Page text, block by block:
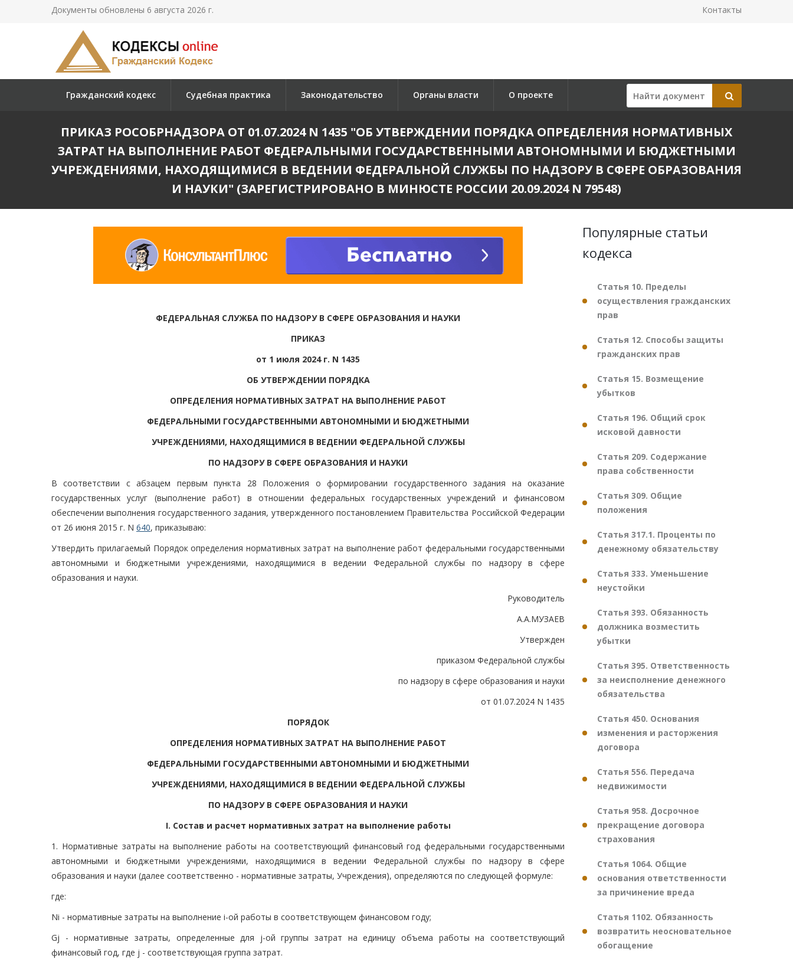
Документы обновлены 6 августа 2026 г. Контакты
Гражданский кодекс Судебная практика Законодательство Органы власти О проекте
ПРИКАЗ РОСОБРНАДЗОРА ОТ 01.07.2024 N 1435 "ОБ УТВЕРЖДЕНИИ ПОРЯДКА ОПРЕДЕЛЕНИЯ НОРМАТИВНЫХ
ЗАТРАТ НА ВЫПОЛНЕНИЕ РАБОТ ФЕДЕРАЛЬНЫМИ ГОСУДАРСТВЕННЫМИ АВТОНОМНЫМИ И БЮДЖЕТНЫМИ
УЧРЕЖДЕНИЯМИ, НАХОДЯЩИМИСЯ В ВЕДЕНИИ ФЕДЕРАЛЬНОЙ СЛУЖБЫ ПО НАДЗОРУ В СФЕРЕ ОБРАЗОВАНИЯ
И НАУКИ" (ЗАРЕГИСТРИРОВАНО В МИНЮСТЕ РОССИИ 20.09.2024 N 79548)
ФЕДЕРАЛЬНАЯ СЛУЖБА ПО НАДЗОРУ В СФЕРЕ ОБРАЗОВАНИЯ И НАУКИ
ПРИКАЗ
от 1 июля 2024 г. N 1435
ОБ УТВЕРЖДЕНИИ ПОРЯДКА
ОПРЕДЕЛЕНИЯ НОРМАТИВНЫХ ЗАТРАТ НА ВЫПОЛНЕНИЕ РАБОТ
ФЕДЕРАЛЬНЫМИ ГОСУДАРСТВЕННЫМИ АВТОНОМНЫМИ И БЮДЖЕТНЫМИ
УЧРЕЖДЕНИЯМИ, НАХОДЯЩИМИСЯ В ВЕДЕНИИ ФЕДЕРАЛЬНОЙ СЛУЖБЫ
ПО НАДЗОРУ В СФЕРЕ ОБРАЗОВАНИЯ И НАУКИ
В соответствии с абзацем первым пункта 28 Положения о формировании государственного задания на оказание
государственных услуг (выполнение работ) в отношении федеральных государственных учреждений и финансовом
обеспечении выполнения государственного задания, утвержденного постановлением Правительства Российской Федерации
от 26 июня 2015 г. N 640, приказываю:
Утвердить прилагаемый Порядок определения нормативных затрат на выполнение работ федеральными государственными
автономными и бюджетными учреждениями, находящимися в ведении Федеральной службы по надзору в сфере
образования и науки.
Руководитель
А.А.МУЗАЕВ
Утвержден
приказом Федеральной службы
по надзору в сфере образования и науки
от 01.07.2024 N 1435
ПОРЯДОК
ОПРЕДЕЛЕНИЯ НОРМАТИВНЫХ ЗАТРАТ НА ВЫПОЛНЕНИЕ РАБОТ
ФЕДЕРАЛЬНЫМИ ГОСУДАРСТВЕННЫМИ АВТОНОМНЫМИ И БЮДЖЕТНЫМИ
УЧРЕЖДЕНИЯМИ, НАХОДЯЩИМИСЯ В ВЕДЕНИИ ФЕДЕРАЛЬНОЙ СЛУЖБЫ
ПО НАДЗОРУ В СФЕРЕ ОБРАЗОВАНИЯ И НАУКИ
I. Состав и расчет нормативных затрат на выполнение работы
1. Нормативные затраты на выполнение работы на соответствующий финансовый год федеральными государственными
автономными и бюджетными учреждениями, находящимися в ведении Федеральной службы по надзору в сфере
образования и науки (далее соответственно - нормативные затраты, Учреждения), определяются по следующей формуле:
где:
Ni - нормативные затраты на выполнение i-ой работы в соответствующем финансовом году;
Gj - нормативные затраты, определенные для j-ой группы затрат на единицу объема работы на соответствующий
финансовый год, где j - соответствующая группа затрат.
Популярные статьи
кодекса
Статья 10. Пределы
осуществления гражданских
прав
Статья 12. Способы защиты
гражданских прав
Статья 15. Возмещение
убытков
Статья 196. Общий срок
исковой давности
Статья 209. Содержание
права собственности
Статья 309. Общие
положения
Статья 317.1. Проценты по
денежному обязательству
Статья 333. Уменьшение
неустойки
Статья 393. Обязанность
должника возместить
убытки
Статья 395. Ответственность
за неисполнение денежного
обязательства
Статья 450. Основания
изменения и расторжения
договора
Статья 556. Передача
недвижимости
Статья 958. Досрочное
прекращение договора
страхования
Статья 1064. Общие
основания ответственности
за причинение вреда
Статья 1102. Обязанность
возвратить неосновательное
обогащение